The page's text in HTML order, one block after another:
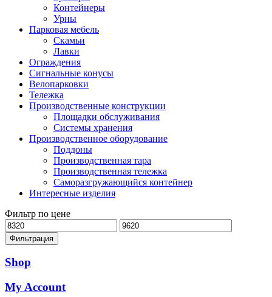
Контейнеры
Урны
Парковая мебель
Скамьи
Лавки
Ограждения
Сигнальные конусы
Велопарковки
Тележка
Производственные конструкции
Площадки обслуживания
Системы хранения
Производственное оборудование
Поддоны
Производственная тара
Производственная тележка
Саморазгружающийся контейнер
Интересные изделия
Фильтр по цене
Минимальная
цена
Максимальная
цена
Фильтрация
Shop
My Account